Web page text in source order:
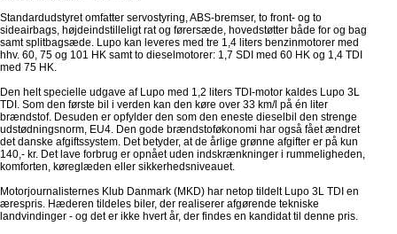
Standardudstyret omfatter servostyring, ABS-bremser, to front- og to
sideairbags, højdeindstilleligt rat og førersæde, hovedstøtter både for og bag
samt splitbagsæde. Lupo kan leveres med tre 1,4 liters benzinmotorer med
hhv. 60, 75 og 101 HK samt to dieselmotorer: 1,7 SDI med 60 HK og 1,4 TDI
med 75 HK.
Den helt specielle udgave af Lupo med 1,2 liters TDI-motor kaldes Lupo 3L
TDI. Som den første bil i verden kan den køre over 33 km/l på én liter
brændstof. Desuden er opfylder den som den eneste dieselbil den strenge
udstødningsnorm, EU4. Den gode brændstoføkonomi har også fået ændret
det danske afgiftssystem. Det betyder, at de årlige grønne afgifter er på kun
140,- kr. Det lave forbrug er opnået uden indskrænkninger i rummeligheden,
komforten, køreglæden eller sikkerhedsniveauet.
Motorjournalisternes Klub Danmark (MKD) har netop tildelt Lupo 3L TDI en
ærespris. Hæderen tildeles biler, der realiserer afgørende tekniske
landvindinger - og det er ikke hvert år, der findes en kandidat til denne pris.